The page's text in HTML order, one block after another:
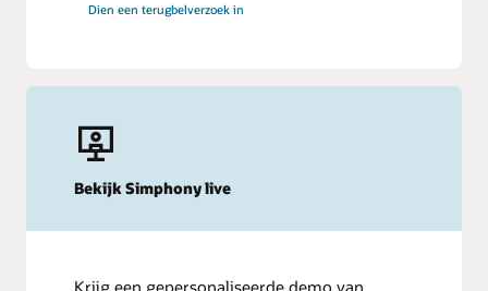
Dien een terugbelverzoek in
Bekijk Simphony live